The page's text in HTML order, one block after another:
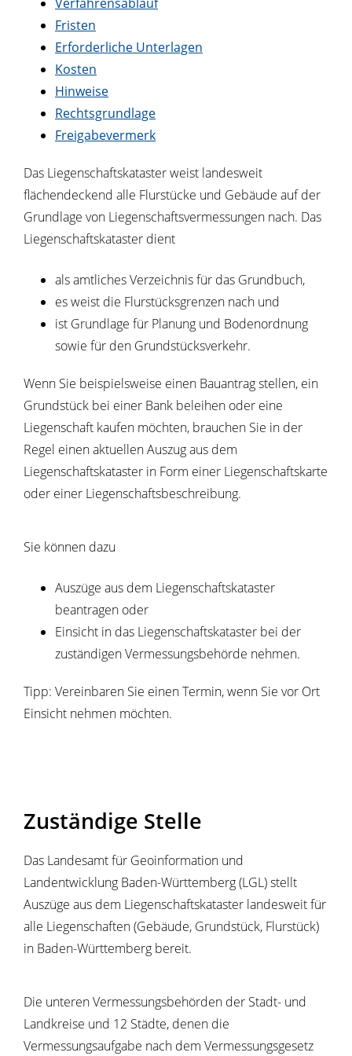
Fristen
Erforderliche Unterlagen
Kosten
Hinweise
Rechtsgrundlage
Freigabevermerk
Das Liegenschaftskataster weist landesweit
flächendeckend alle Flurstücke und Gebäude auf der
Grundlage von Liegenschaftsvermessungen nach. Das
Liegenschaftskataster dient
als amtliches Verzeichnis für das Grundbuch,
es weist die Flurstücksgrenzen nach und
ist Grundlage für Planung und Bodenordnung
sowie für den Grundstücksverkehr.
Wenn Sie beispielsweise einen Bauantrag stellen, ein
Grundstück bei einer Bank beleihen oder eine
Liegenschaft kaufen möchten, brauchen Sie in der
Regel einen aktuellen Auszug aus dem
Liegenschaftskataster in Form einer Liegenschaftskarte
oder einer Liegenschaftsbeschreibung.
Sie können dazu
Auszüge aus dem Liegenschaftskataster
beantragen oder
Einsicht in das Liegenschaftskataster bei der
zuständigen Vermessungsbehörde nehmen.
Tipp: Vereinbaren Sie einen Termin, wenn Sie vor Ort
Einsicht nehmen möchten.
Zuständige Stelle
Das Landesamt für Geoinformation und
Landentwicklung Baden-Württemberg (LGL) stellt
Auszüge aus dem Liegenschaftskataster landesweit für
alle Liegenschaften (Gebäude, Grundstück, Flurstück)
in Baden-Württemberg bereit.
Die unteren Vermessungsbehörden der Stadt- und
Landkreise und 12 Städte, denen die
Vermessungsaufgabe nach dem Vermessungsgesetz